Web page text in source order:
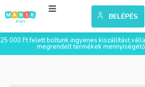
BELÉPÉS
25 000 Ft felett boltunk ingyenes kiszállítást
megrendelt termékek